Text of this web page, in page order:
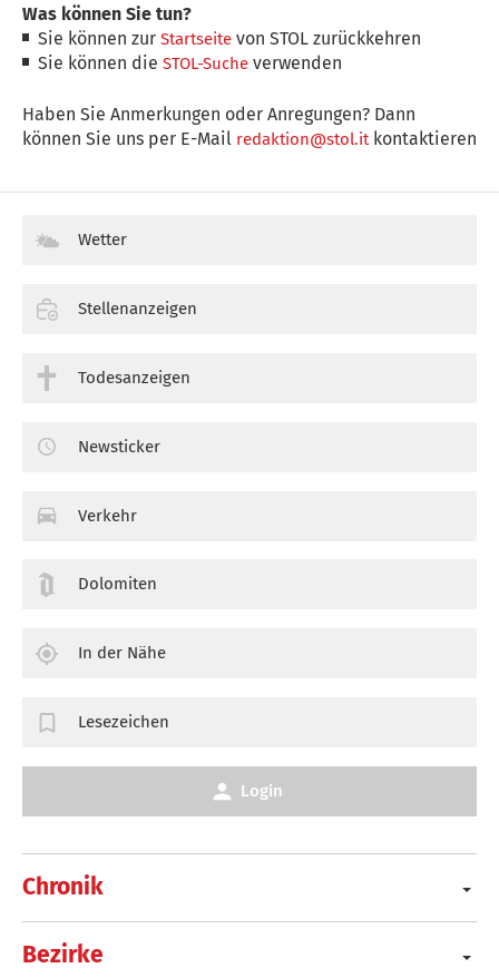
Was können Sie tun?
Sie können zurStartseite von STOL zurückkehren
Sie können dieSTOL-Suche verwenden
Haben Sie Anmerkungen oder Anregungen? Dann
können Sie uns per E-Mail redaktion@stol.itkontaktieren
Chronik
Bezirke
Wetter
Stellenanzeigen
Todesanzeigen
Newsticker
Verkehr
Dolomiten
In der Nähe
Lesezeichen
Login